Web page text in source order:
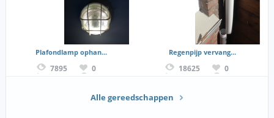
Plafondlamp ophan...
7895 0
Regenpijp vervang...
18625 0
Alle gereedschappen